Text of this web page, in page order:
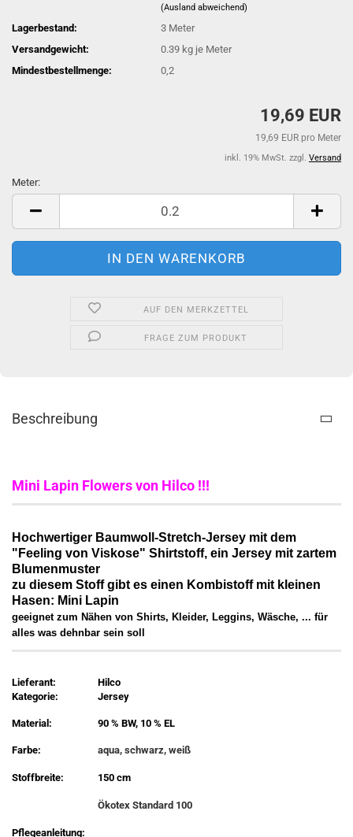
(Ausland abweichend)
Lagerbestand: 3 Meter
Versandgewicht:
0.39 kg je Meter
Mindestbestellmenge:
0,2
19,69 EUR
19,69 EUR pro Meter
inkl. 19% MwSt. zzgl. Versand
Meter:
Meter
AUF DEN MERKZETTEL
FRAGE ZUM PRODUKT
Beschreibung
Mini Lapin Flowers von Hilco !!!
Hochwertiger Baumwoll-Stretch-Jersey mit dem
"Feeling von Viskose" Shirtstoff, ein Jersey mit zartem
Blumenmuster
zu diesem Stoff gibt es einen Kombistoff mit kleinen
Hasen: Mini Lapin
geeignet zum Nähen von Shirts, Kleider, Leggins, Wäsche, ... für
alles was dehnbar sein soll
Lieferant:
Kategorie:
Hilco
Jersey
Material: 90 % BW, 10 % EL
Farbe: aqua, schwarz, weiß
Stoffbreite: 150 cm
Ökotex Standard 100
Pflegeanleitung: